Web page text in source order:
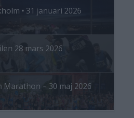
• 31 januari 2026
28 mars 2026
Marathon – 30 maj 2026